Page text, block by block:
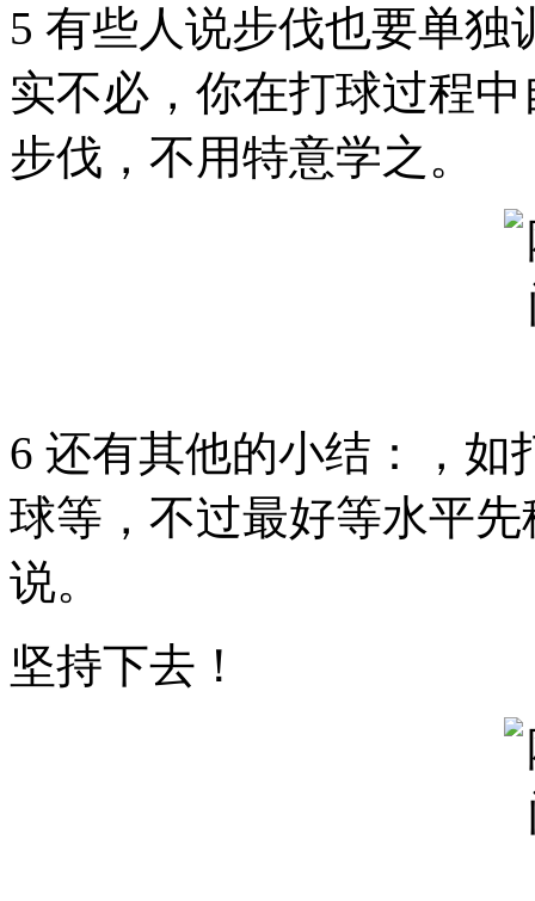
5 有些人说步伐也要单
实不必，你在打球过程
步伐，不用特意学之。
6 还有其他的小结：，
球等，不过最好等水平
说。
坚持下去！